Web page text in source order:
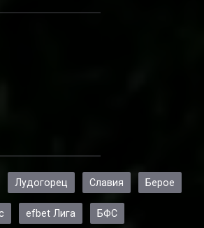
Лудогорец Славия Берое
efbet Лига БФС